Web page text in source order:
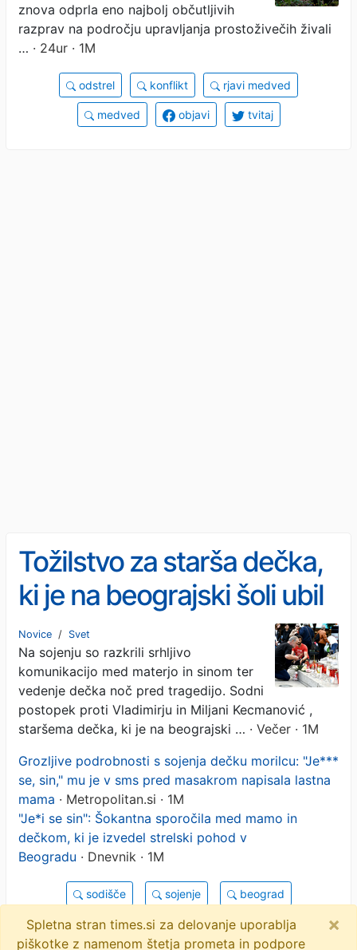
znova odprla eno najbolj občutljivih
razprav na področju upravljanja prostoživečih živali
… · 24ur · 1M
odstrel konflikt rjavi medved
medved objavi tvitaj
Tožilstvo za starša dečka,
ki je na beograjski šoli ubil
deset ljudi, zahteva
maksimalno kazen
Novice / Svet
Na sojenju so razkrili srhljivo
komunikacijo med materjo in sinom ter
vedenje dečka noč pred tragedijo. Sodni
postopek proti Vladimirju in Miljani Kecmanović ,
staršema dečka, ki je na beograjski … · Večer · 1M
Grozljive podrobnosti s sojenja dečku morilcu: "Je***
se, sin," mu je v sms pred masakrom napisala lastna
mama · Metropolitan.si · 1M
"Je*i se sin": Šokantna sporočila med mamo in
dečkom, ki je izvedel strelski pohod v
Beogradu · Dnevnik · 1M
sodišče sojenje beograd
strelski pohod srbija objavi
Spletna stran times.si za delovanje uporablja
piškotke z namenom štetja prometa in podpore
×